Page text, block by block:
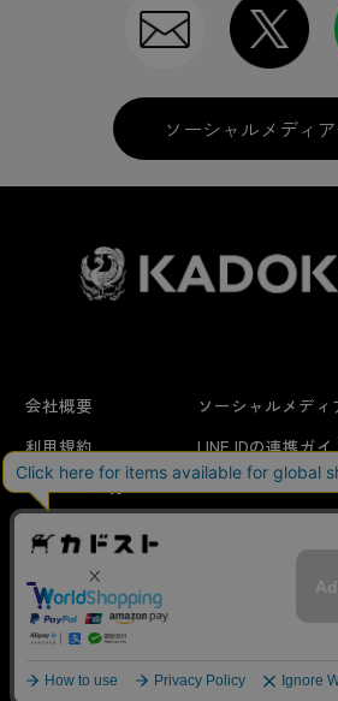
ソーシャルメディ
会社概要
利用規約
はじめての方へ
ソーシャルメディ
LINE IDの連携ガイ
FAQ
当サイトでは利用体験の向上およびコン
ラフィックの分析を目的としてCookieを
サイトの閲覧を継続された場合、Cookie
のといたします。
詳細については
承諾する